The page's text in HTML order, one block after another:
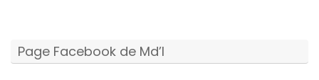
Page Facebook de Md’I